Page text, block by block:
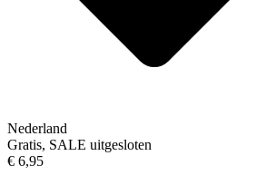
Nederland
Gratis, SALE uitgesloten
€ 6,95